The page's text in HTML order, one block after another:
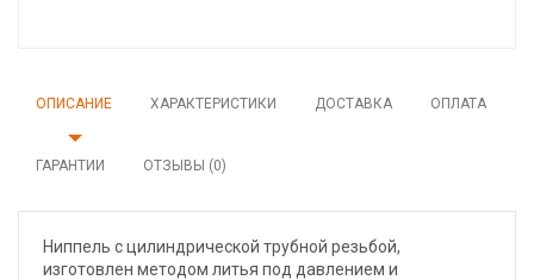
ОПИСАНИЕ ХАРАКТЕРИСТИКИ ДОСТАВКА ОПЛАТА
ГАРАНТИИ ОТЗЫВЫ (0)
Ниппель с цилиндрической трубной резьбой,
изготовлен методом литья под давлением и